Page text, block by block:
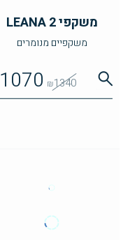
משקפי LEANA 2
משקפיים מנומרים
₪1340
1070